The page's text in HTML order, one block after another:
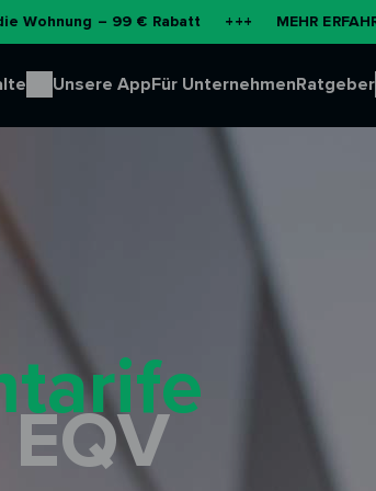
99 € Rabatt +++ MEHR ERFAHREN +++
Unsere AppFür UnternehmenRatgeber